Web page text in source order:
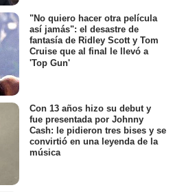
"No quiero hacer otra película
así jamás": el desastre de
fantasía de Ridley Scott y Tom
Cruise que al final le llevó a
'Top Gun'
Con 13 años hizo su debut y
fue presentada por Johnny
Cash: le pidieron tres bises y se
convirtió en una leyenda de la
música